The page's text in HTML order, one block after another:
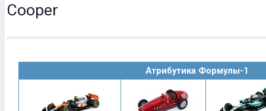
Cooper
Атрибутика Формулы-1